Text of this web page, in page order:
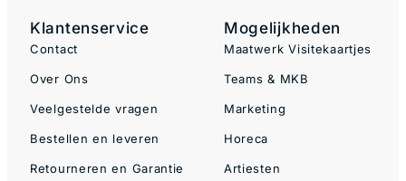
Klantenservice
Contact
Over Ons
Veelgestelde vragen
Bestellen en leveren
Retourneren en Garantie
Mogelijkheden
Maatwerk Visitekaartjes
Teams & MKB
Marketing
Horeca
Artiesten